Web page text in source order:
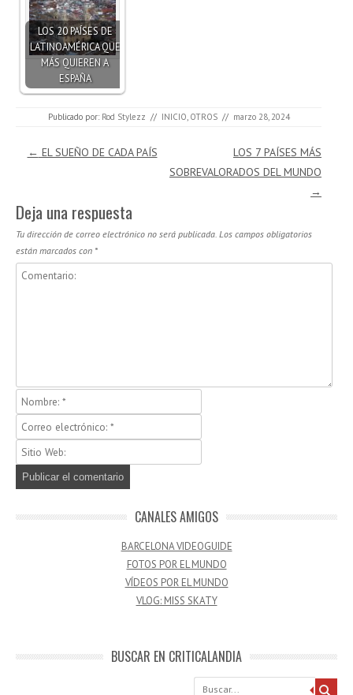
LOS 20 PAÍSES DE
LATINOAMÉRICA QUE
MÁS QUIEREN A
ESPAÑA
Publicado por: Rod Stylezz // INICIO OTROS // marzo 28, 2024
Navegación de entradas
← EL SUEÑO DE CADA PAÍS
LOS 7 PAÍSES MÁS
SOBREVALORADOS DEL MUNDO
→
Deja una respuesta
Tu dirección de correo electrónico no será publicada. Los campos obligatorios
están marcados con *
CANALES AMIGOS
BARCELONA VIDEOGUIDE
FOTOS POR EL MUNDO
VÍDEOS POR EL MUNDO
VLOG: MISS SKATY
BUSCAR EN CRITICALANDIA
Buscar